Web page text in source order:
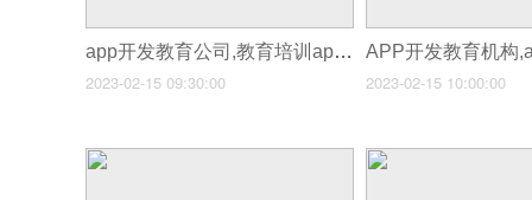
app开发教育公司,教育培训app开发
2023-02-15 09:30:00 2023-02-15 10:00:00